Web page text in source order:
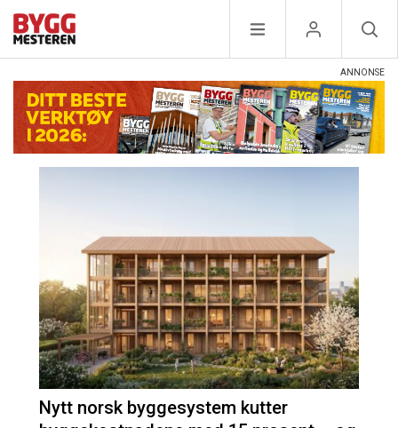
Nytt norsk byggesystem kutter